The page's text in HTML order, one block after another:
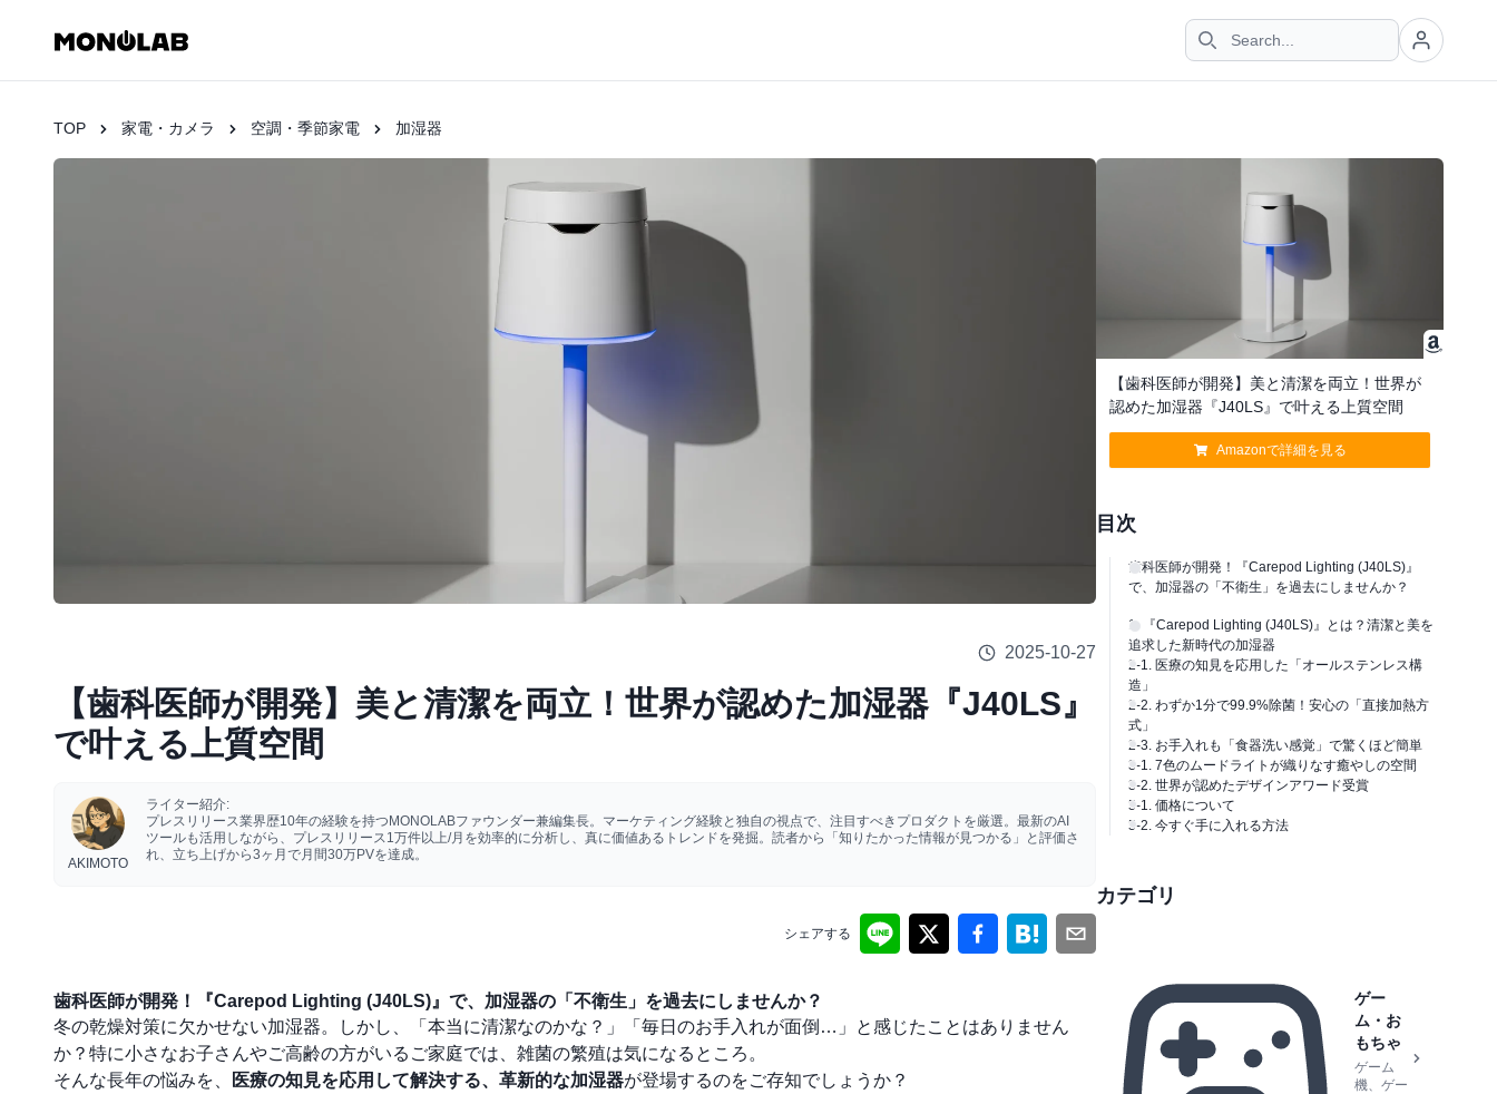
TOP 家電・カメラ 空調・季節家電 加湿器
2025-10-27
【歯科医師が開発】美と清潔を両立！世界が認めた加湿器『J40LS』
で叶える上質空間
AKIMOTO
ライター紹介:
プレスリリース業界歴10年の経験を持つMONOLABファウンダー兼編集長。マーケティング経験と独自の視点で、注目すべきプロダクトを厳選。最新のAI
ツールも活用しながら、プレスリリース1万件以上/月を効率的に分析し、真に価値あるトレンドを発掘。読者から「知りたかった情報が見つかる」と評価さ
れ、立ち上げから3ヶ月で月間30万PVを達成。
シェアする
歯科医師が開発！『Carepod Lighting (J40LS)』で、加湿器の「不衛生」を過去にしませんか？
冬の乾燥対策に欠かせない加湿器。しかし、「本当に清潔なのかな？」「毎日のお手入れが面倒…」と感じたことはありません
か？特に小さなお子さんやご高齢の方がいるご家庭では、雑菌の繁殖は気になるところ。
そんな長年の悩みを、
医療の知見を応用して解決する、革新的な加湿器が登場するのをご存知でしょうか？
【歯科医師が開発】美と清潔を両立！世界が
認めた加湿器『J40LS』で叶える上質空間
Amazonで詳細を見る
目次
歯科医師が開発！『Carepod Lighting (J40LS)』
で、加湿器の「不衛生」を過去にしませんか？
1. 『Carepod Lighting (J40LS)』とは？清潔と美を
追求した新時代の加湿器
2-1. 医療の知見を応用した「オールステンレス構
造」
2-2. わずか1分で99.9%除菌！安心の「直接加熱方
式」
2-3. お手入れも「食器洗い感覚」で驚くほど簡単
3-1. 7色のムードライトが織りなす癒やしの空間
3-2. 世界が認めたデザインアワード受賞
5-1. 価格について
5-2. 今すぐ手に入れる方法
カテゴリ
ゲー
ム・お
もちゃ
ゲーム
機、ゲー